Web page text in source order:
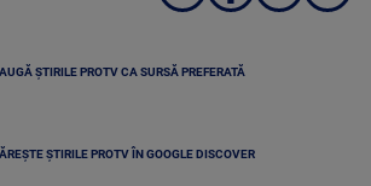
ȘTIRILE PROTV CA SURSĂ PREFERATĂ
ȘTIRILE PROTV ÎN GOOGLE DISCOVER